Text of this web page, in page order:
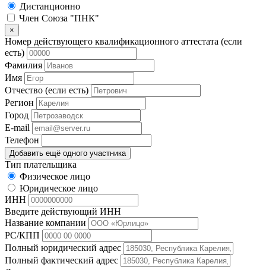
Дистанционно
Член Союза "ПНК"
×
Номер действующего квалификационного аттестата (если
есть)
Фамилия
Имя
Отчество (если есть)
Регион
Город
E-mail
Телефон
Добавить ещё одного участника
Тип плательщика
Физическое лицо
Юридическое лицо
ИНН
Введите действующий ИНН
Название компании
РС/КПП
Полный юридический адрес
Полный фактический адрес